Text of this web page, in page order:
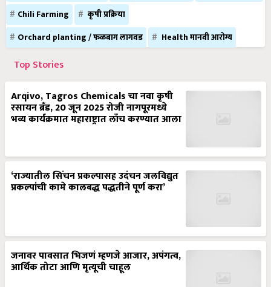
Chili Farming
कृषी प्रक्रिया
Orchard planting / फळबाग लागवड
Health मानवी आरोग्य
Top Stories
Arqivo, Tagros Chemicals चा नवा कृषी
रसायन ब्रँड, 20 जून 2025 रोजी नागपूरमध्ये
भव्य कार्यक्रमात महाराष्ट्रात लाँच करण्यात आला
‘राज्यातील सिंचन प्रकल्पासह उदंचन जलविद्युत
प्रकल्पांची कामे कालबद्ध पद्धतीने पूर्ण करा’
जनावर पावसात भिजणं म्हणजे आजार, अपंगत्व,
आर्थिक तोटा आणि मृत्यूची चाहूल